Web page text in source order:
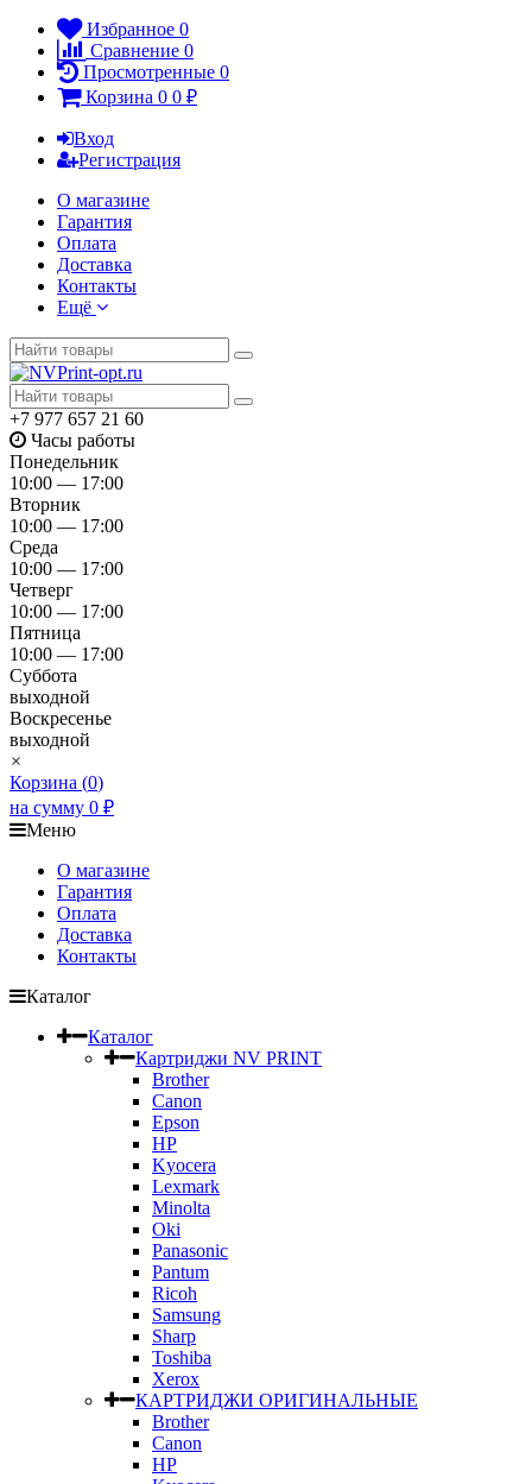
Избранное 0
Сравнение 0
Просмотренные 0
Корзина 0 0 ₽
Вход
Регистрация
О магазине
Гарантия
Оплата
Доставка
Контакты
Ещё
+7 977 657 21 60
Часы работы
Понедельник
10:00 — 17:00
Вторник
10:00 — 17:00
Среда
10:00 — 17:00
Четверг
10:00 — 17:00
Пятница
10:00 — 17:00
Суббота
выходной
Воскресенье
выходной
×
Корзина (0)
на сумму 0 ₽
Меню
О магазине
Гарантия
Оплата
Доставка
Контакты
Каталог
Каталог
Картриджи NV PRINT
Brother
Canon
Epson
HP
Kyocera
Lexmark
Minolta
Oki
Panasonic
Pantum
Ricoh
Samsung
Sharp
Toshiba
Xerox
КАРТРИДЖИ ОРИГИНАЛЬНЫЕ
Brother
Canon
HP